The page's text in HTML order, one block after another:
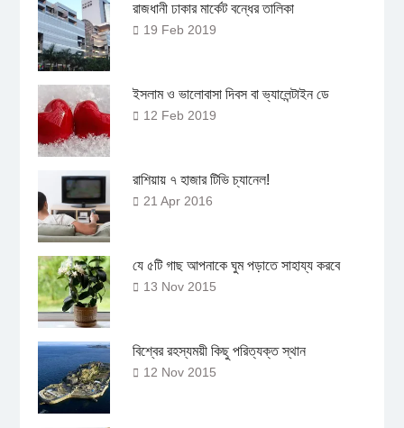
রাজধানী ঢাকার মার্কেট বন্ধের তালিকা
19 Feb 2019
ইসলাম ও ভালোবাসা দিবস বা ভ্যালেন্টাইন ডে
12 Feb 2019
রাশিয়ায় ৭ হাজার টিভি চ্যানেল!
21 Apr 2016
যে ৫টি গাছ আপনাকে ঘুম পড়াতে সাহায্য করবে
13 Nov 2015
বিশ্বের রহস্যময়ী কিছু পরিত্যক্ত স্থান
12 Nov 2015